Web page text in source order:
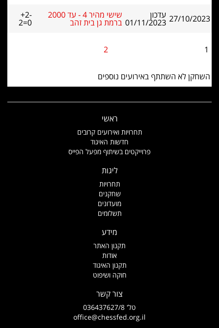
27/10/2023 עדכון
01/11/2023
שישי מהיר 4 - עד 2000
ברמת גן בית זהב
+2-
2=0
1
2
השחקן לא השתתף באירועים נוספים
ראשי
תחרויות ואירועים קרובים
חדשות האיגוד
פרוייקטים בשיתוף מפעל הפייס
ליגות
תחרויות
שחקנים
מועדונים
תשלומים
מידע
תקנון האתר
אודות
תקנון האיגוד
חוקה ושיפוט
צור קשר
טל' 036437627/8
office@chessfed.org.il